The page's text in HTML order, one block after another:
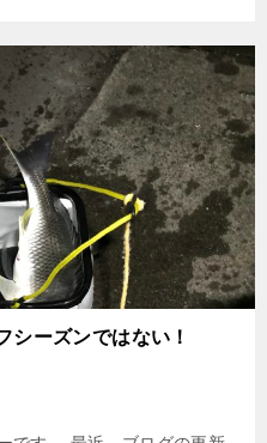
シーズンではない！